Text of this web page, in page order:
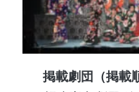
掲載劇団（掲載